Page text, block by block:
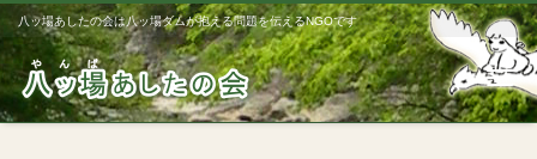
八ッ場あしたの会は八ッ場ダムが抱える問題を伝えるNGOです